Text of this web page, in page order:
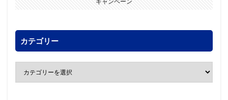
カテゴリー